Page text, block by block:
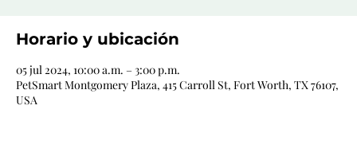
Horario y ubicación
05 jul 2024, 10:00 a.m. – 3:00 p.m.
PetSmart Montgomery Plaza, 415 Carroll St, Fort Worth, TX 76107,
USA